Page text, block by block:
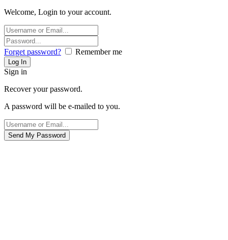
Welcome, Login to your account.
Forget password? Remember me
Sign in
Recover your password.
A password will be e-mailed to you.